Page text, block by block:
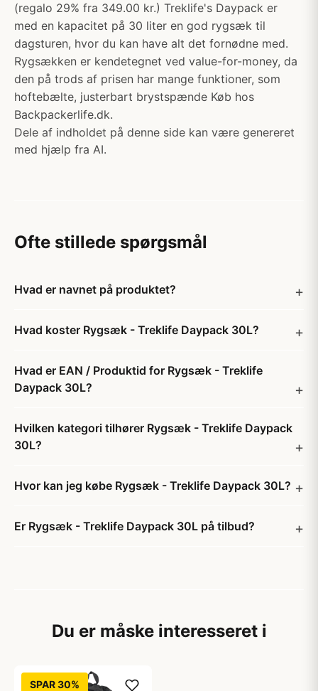
(regalo 29% fra 349.00 kr.) Treklife's Daypack er
med en kapacitet på 30 liter en god rygsæk til
dagsturen, hvor du kan have alt det fornødne med.
Rygsækken er kendetegnet ved value-for-money, da
den på trods af prisen har mange funktioner, som
hoftebælte, justerbart brystspænde Køb hos
Backpackerlife.dk.
Dele af indholdet på denne side kan være genereret
med hjælp fra AI.
Ofte stillede spørgsmål
Hvad er navnet på produktet?
Hvad koster Rygsæk - Treklife Daypack 30L?
Hvad er EAN / Produktid for Rygsæk - Treklife
Daypack 30L?
Hvilken kategori tilhører Rygsæk - Treklife Daypack
30L?
Hvor kan jeg købe Rygsæk - Treklife Daypack 30L?
Er Rygsæk - Treklife Daypack 30L på tilbud?
Du er måske interesseret i
SPAR 30%